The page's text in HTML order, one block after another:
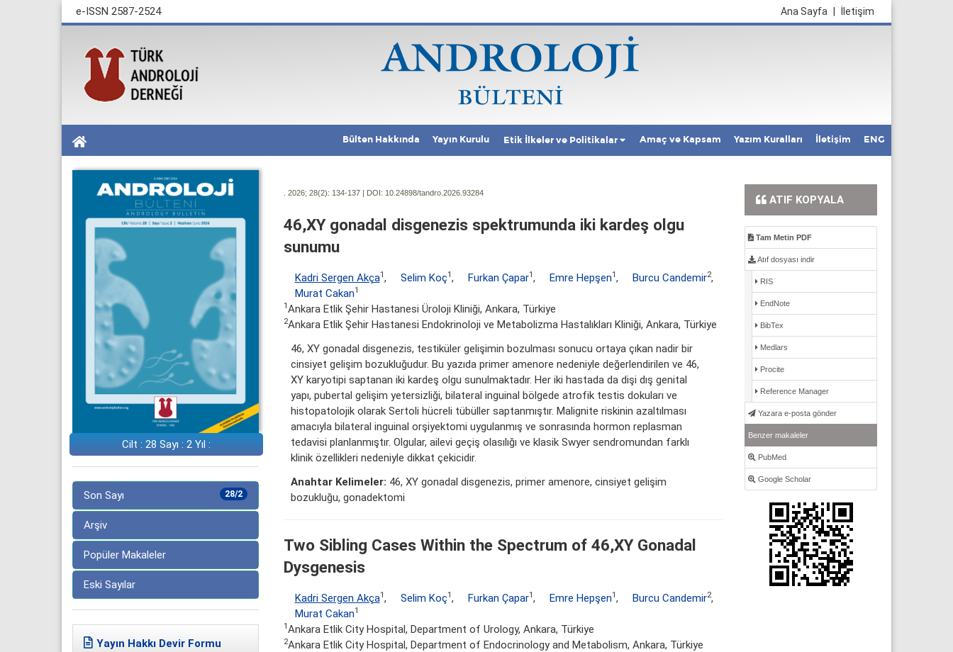
e-ISSN 2587-2524 İletişim
Ana Sayfa
Bülten Hakkında Yayın Kurulu Etik İlkeler ve Politikalar Amaç ve Kapsam Yazım Kuralları İletişim ENG
Cilt : 28 Sayı : 2 Yıl :
28/2
Son Sayı
Arşiv
Popüler Makaleler
Eski Sayılar
Yayın Hakkı Devir Formu
. 2026; 28(2): 134-137 | DOI: 10.24898/tandro.2026.93284
46,XY gonadal disgenezis spektrumunda iki kardeş olgu
sunumu
Kadri Sergen Akça1 , Selim Koç1 , Furkan Çapar1 , Emre Hepşen1 , Burcu Candemir2,
Murat Cakan1
1 Ankara Etlik Şehir Hastanesi Üroloji Kliniği, Ankara, Türkiye
2Ankara Etlik Şehir Hastanesi Endokrinoloji ve Metabolizma Hastalıkları Kliniği, Ankara, Türkiye
46, XY gonadal disgenezis, testiküler gelişimin bozulması sonucu ortaya çıkan nadir bir
cinsiyet gelişim bozukluğudur. Bu yazıda primer amenore nedeniyle değerlendirilen ve 46,
XY karyotipi saptanan iki kardeş olgu sunulmaktadır. Her iki hastada da dişi dış genital
yapı, pubertal gelişim yetersizliği, bilateral inguinal bölgede atrofik testis dokuları ve
histopatolojik olarak Sertoli hücreli tübüller saptanmıştır. Malignite riskinin azaltılması
amacıyla bilateral inguinal orşiyektomi uygulanmış ve sonrasında hormon replasman
tedavisi planlanmıştır. Olgular, ailevi geçiş olasılığı ve klasik Swyer sendromundan farklı
klinik özellikleri nedeniyle dikkat çekicidir.
Anahtar Kelimeler: 46, XY gonadal disgenezis, primer amenore, cinsiyet gelişim
bozukluğu, gonadektomi
Two Sibling Cases Within the Spectrum of 46,XY Gonadal
Dysgenesis
Kadri Sergen Akça1, Selim Koç1, Furkan Çapar1, Emre Hepşen1, Burcu Candemir2,
Murat Cakan1
1Ankara Etlik City Hospital, Department of Urology, Ankara, Türkiye
2Ankara Etlik City Hospital, Department of Endocrinology and Metabolism, Ankara, Türkiye
ATIF KOPYALA
Tam Metin PDF
Atıf dosyası indir
RIS
EndNote
BibTex
Medlars
Procite
Reference Manager
Yazara e-posta gönder
Benzer makaleler
PubMed
Google Scholar